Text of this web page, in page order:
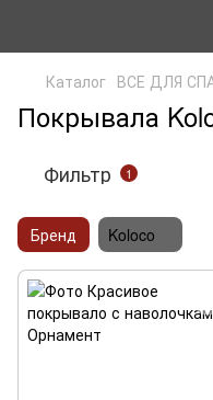
Каталог ВСЕ ДЛЯ
Покрывала
Фильтр 1
Бренд Koloco